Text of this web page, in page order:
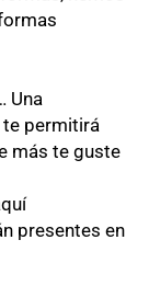
Una
permitirá
más te guste
presentes en